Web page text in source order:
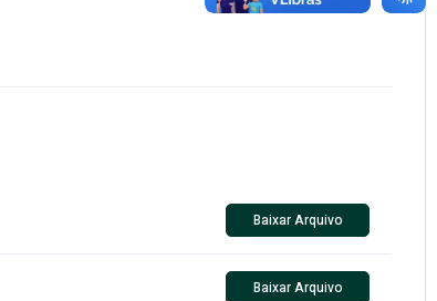
Baixar Arquivo
Baixar Arquivo